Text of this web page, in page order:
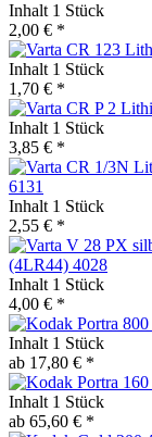
Inhalt 1 Stück
2,00 € *
Inhalt 1 Stück
1,70 € *
Inhalt 1 Stück
3,85 € *
6131
Inhalt 1 Stück
2,55 € *
(4LR44) 4028
Inhalt 1 Stück
4,00 € *
Inhalt 1 Stück
ab 17,80 € *
Inhalt 1 Stück
ab 65,60 € *